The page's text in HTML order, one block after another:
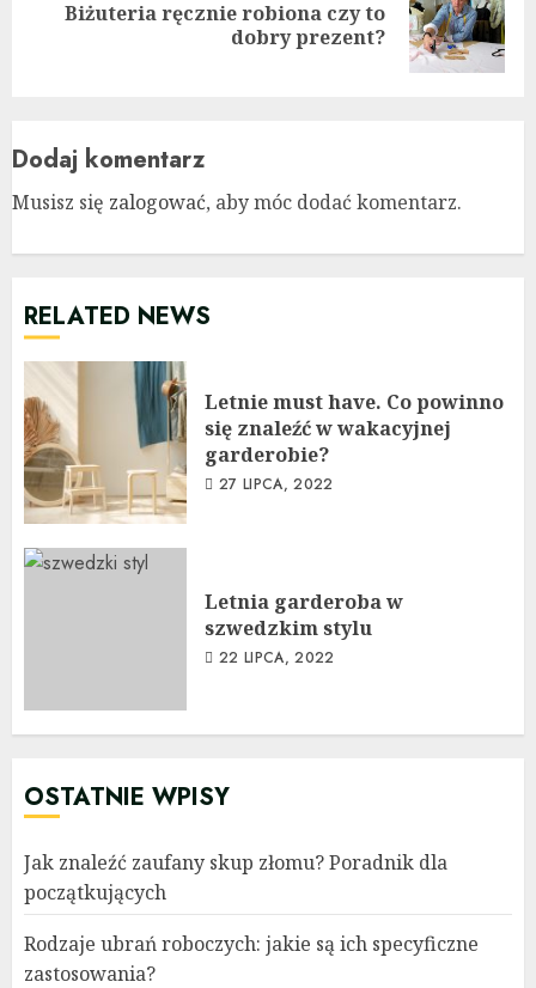
NextBiżuteria ręcznie robiona czy to
dobry prezent?
Dodaj komentarz
Musisz się zalogować, aby móc dodać komentarz.
RELATED NEWS
Letnie must have. Co powinno
się znaleźć w wakacyjnej
garderobie?
27 LIPCA, 2022
Letnia garderoba w
szwedzkim stylu
22 LIPCA, 2022
OSTATNIE WPISY
Jak znaleźć zaufany skup złomu? Poradnik dla
początkujących
Rodzaje ubrań roboczych: jakie są ich specyficzne
zastosowania?